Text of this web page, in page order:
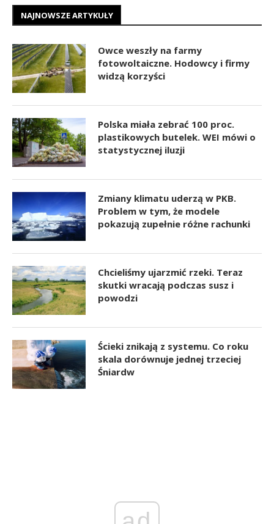
NAJNOWSZE ARTYKUŁY
Owce weszły na farmy
fotowoltaiczne. Hodowcy i firmy
widzą korzyści
Polska miała zebrać 100 proc.
plastikowych butelek. WEI mówi o
statystycznej iluzji
Zmiany klimatu uderzą w PKB.
Problem w tym, że modele
pokazują zupełnie różne rachunki
Chcieliśmy ujarzmić rzeki. Teraz
skutki wracają podczas susz i
powodzi
Ścieki znikają z systemu. Co roku
skala dorównuje jednej trzeciej
Śniardw